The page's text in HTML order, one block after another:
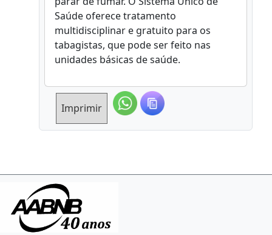
Saúde oferece tratamento
multidisciplinar e gratuito para os
tabagistas, que pode ser feito nas
unidades básicas de saúde.
Imprimir